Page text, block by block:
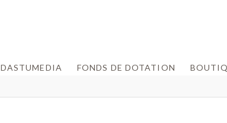
DASTUMEDIA FONDS DE DOTATION